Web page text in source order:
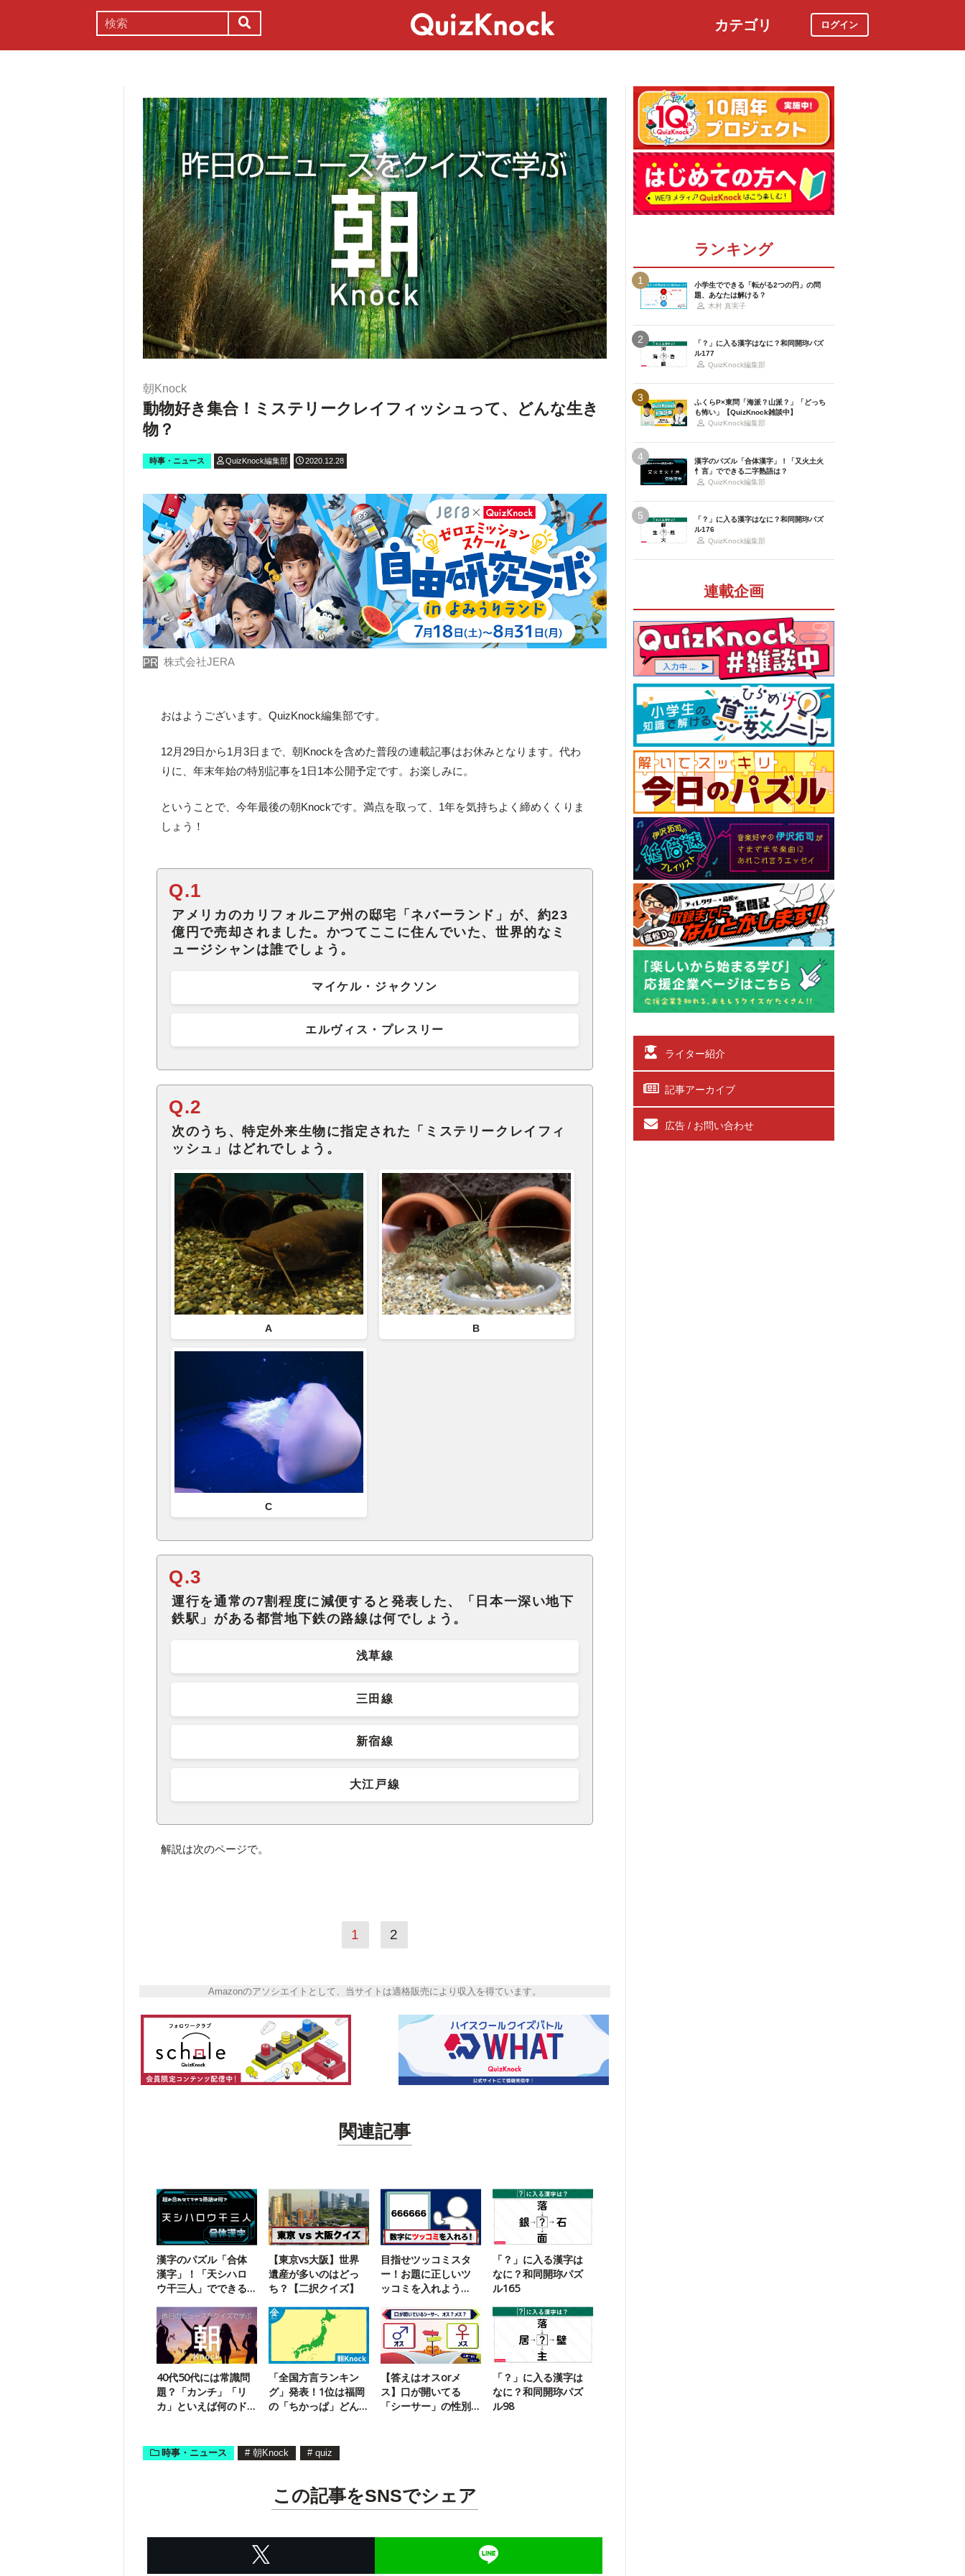
カテゴリ ログイン
朝Knock
動物好き集合！ミステリークレイフィッシュって、どんな生き
物？
時事・ニュース QuizKnock編集部 2020.12.28
PR 株式会社JERA
おはようございます。QuizKnock編集部です。
12月29日から1月3日まで、朝Knockを含めた普段の連載記事はお休みとなります。代わ
りに、年末年始の特別記事を1日1本公開予定です。お楽しみに。
ということで、今年最後の朝Knockです。満点を取って、1年を気持ちよく締めくくりま
しょう！
Q.1
アメリカのカリフォルニア州の邸宅「ネバーランド」が、約23
億円で売却されました。かつてここに住んでいた、世界的なミ
ュージシャンは誰でしょう。
マイケル・ジャクソン
エルヴィス・プレスリー
Q.2
次のうち、特定外来生物に指定された「ミステリークレイフィ
ッシュ」はどれでしょう。
A B
C
Q.3
運行を通常の7割程度に減便すると発表した、「日本一深い地下
鉄駅」がある都営地下鉄の路線は何でしょう。
浅草線
三田線
新宿線
大江戸線
解説は次のページで。
1 2
Amazonのアソシエイトとして、当サイトは適格販売により収入を得ています。
関連記事
漢字のパズル「合体
漢字」！「天シハロ
ウ干三人」でできる
【東京vs大阪】世界
遺産が多いのはどっ
ち？【二択クイズ】
目指せツッコミスタ
ー！お題に正しいツ
ッコミを入れよう
「？」に入る漢字は
なに？和同開珎パズ
ル165
40代50代には常識問
題？「カンチ」「リ
カ」といえば何のド
「全国方言ランキン
グ」発表！1位は福岡
の「ちかっぱ」どん
【答えはオスorメ
ス】口が開いてる
「シーサー」の性別
「？」に入る漢字は
なに？和同開珎パズ
ル98
時事・ニュース # 朝Knock # quiz
この記事をSNSでシェア
ランキング
1
小学生でできる「転がる2つの円」の問
題、あなたは解ける？
木村 真実子
2
「？」に入る漢字はなに？和同開珎パズ
ル177
QuizKnock編集部
3
ふくらP×東問「海派？山派？」「どっち
も怖い」【QuizKnock雑談中】
QuizKnock編集部
4
漢字のパズル「合体漢字」！「又火土火
忄言」でできる二字熟語は？
QuizKnock編集部
5
「？」に入る漢字はなに？和同開珎パズ
ル176
QuizKnock編集部
連載企画
ライター紹介
記事アーカイブ
広告 / お問い合わせ